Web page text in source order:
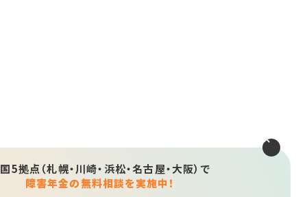
5拠点（札幌・川崎・浜松・名古屋・大阪）で
障害年金の無料相談を実施中！